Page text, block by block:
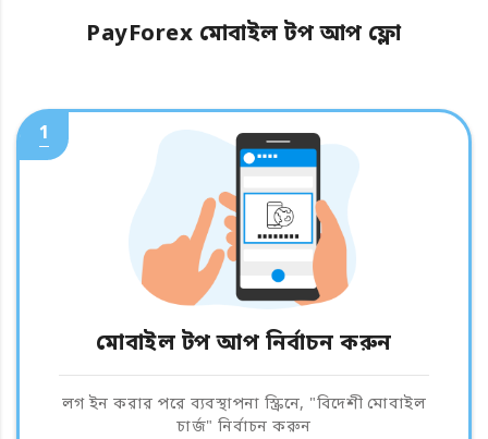
PayForex মোবাইল টপ আপ ফ্লো
1
মোবাইল টপ আপ নির্বাচন করুন
লগ ইন করার পরে ব্যবস্থাপনা স্ক্রিনে, "বিদেশী মোবাইল
চার্জ" নির্বাচন করুন